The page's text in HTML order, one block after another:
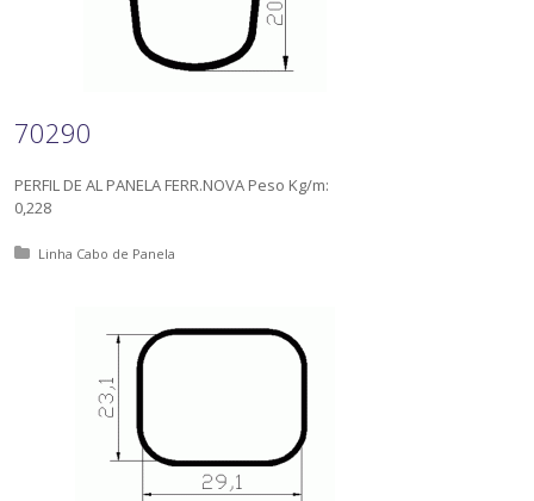
70290
PERFIL DE AL PANELA FERR.NOVA Peso Kg/m:
0,228
Posted in:
Linha Cabo de Panela